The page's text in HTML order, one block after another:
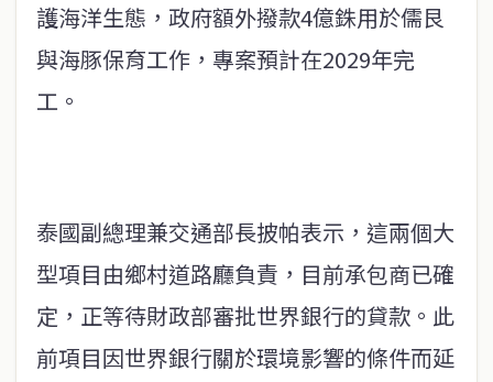
護海洋生態，政府額外撥款4億銖用於儒艮
與海豚保育工作，專案預計在2029年完
工。
泰國副總理兼交通部長披帕表示，這兩個大
型項目由鄉村道路廳負責，目前承包商已確
定，正等待財政部審批世界銀行的貸款。此
前項目因世界銀行關於環境影響的條件而延